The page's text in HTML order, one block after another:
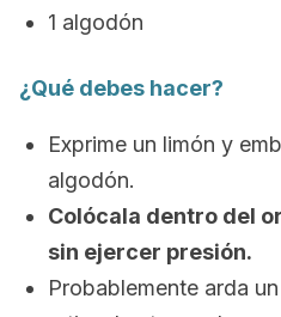
1 algodón
¿Qué debes hacer?
Exprime un limón y
algodón.
Colócala dentro del
sin ejercer presión.
Probablemente arda